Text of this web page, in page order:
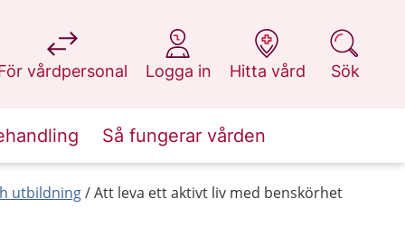
vårdpersonal
på 1177.se
Logga in
på 1177.se
Hitta vård
på 1177.se
Sök
på 1177.se
Så fungerar vården
utbildning Att leva ett aktivt liv med benskörhet